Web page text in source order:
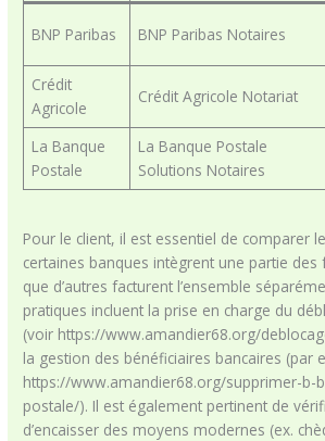
BNP Paribas BNP Paribas Notaires
Crédit
Agricole
Crédit Agricole Notariat
La Banque
Postale
La Banque Postale
Solutions Notaires
Pour le client, il est essentiel de comparer
certaines banques intègrent une partie
que d’autres facturent l’ensemble
pratiques incluent la prise en charge du
(voir https://www.amandier68.org/
la gestion des bénéficiaires bancaires (par
https://www.amandier68.org/supprimer-b-
postale/). Il est également pertinent de
d’encaisser des moyens modernes (ex.